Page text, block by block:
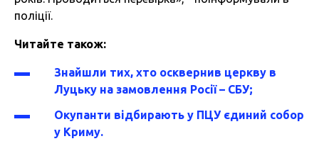
поліції.
Читайте також:
Знайшли тих, хто осквернив церкву в
Луцьку на замовлення Росії – СБУ;
Окупанти відбирають у ПЦУ єдиний собор
у Криму.